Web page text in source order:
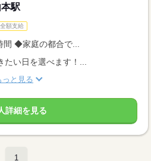
駅
額支給
◆家庭の都合で...
い日を選べます！...
っと見る
詳細を見る
1